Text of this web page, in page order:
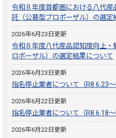
令和８年度首都圏における八代
託（公募型プロポーザル）の選定
2026年6月23日更新
令和８年度八代産品認知度向上
ロポーザル）の選定結果について
2026年6月23日更新
指名停止業者について（R8.6.23～
2026年6月22日更新
指名停止業者について（R8.6.18～
2026年6月22日更新